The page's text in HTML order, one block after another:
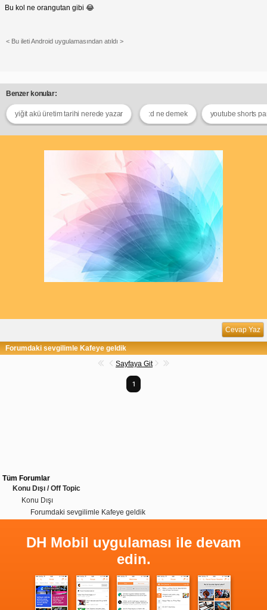
Bu kol ne orangutan gibi 😂
< Bu ileti Android uygulamasından atıldı >
Benzer konular:
yiğit akü üretim tarihi nerede yazar :d ne demek youtube shorts
Cevap Yaz
Forumdaki sevgilimle Kafeye geldik
Sayfaya Git
1
Tüm Forumlar
Konu Dışı / Off Topic
Konu Dışı
Forumdaki sevgilimle Kafeye geldik
DH Mobil uygulaması ile devam
edin.